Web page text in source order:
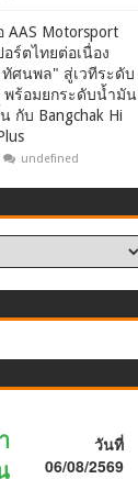
AAS Motorsport
ร์ตไทยต่อเนื่อง
ศนพล" สู่เวทีระดับ
พร้อมยกระดับน้ำมัน
กับ Bangchak Hi
undefined